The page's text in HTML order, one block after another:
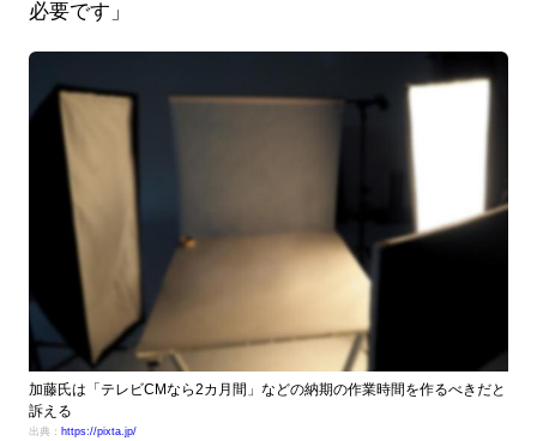
必要です」
加藤氏は「テレビCMなら2カ月間」などの納期の作業時間を作るべきだと
訴える
出典： https://pixta.jp/